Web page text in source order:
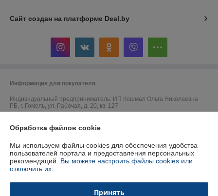
Сайт создан на платформе Deal.by
Информация для покупателя
Индивидуальный предприниматель: ИП Кошмал Ольга Николаевна
РБ, г. Гомель, ул. Рабочая, д. 20, кв. 127
Регистрационный орган: Администрация Железнодорожного района г.
Гомеля
Местонахождение книги жалоб и предложений: г. Гомель, ул.
Обработка файлов cookie
Мы используем файлы cookies для обеспечения удобства
пользователей портала и предоставления персональных
рекомендаций. Вы можете настроить файлы cookies или
отключить их.
Принять